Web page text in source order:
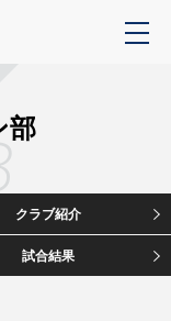
部
クラブ紹介
試合結果